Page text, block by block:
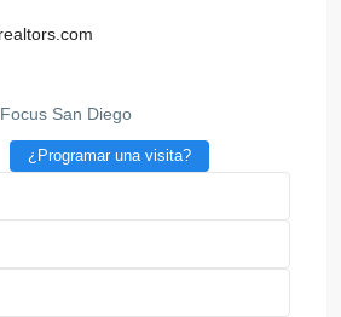
San Diego
¿Programar una visita?